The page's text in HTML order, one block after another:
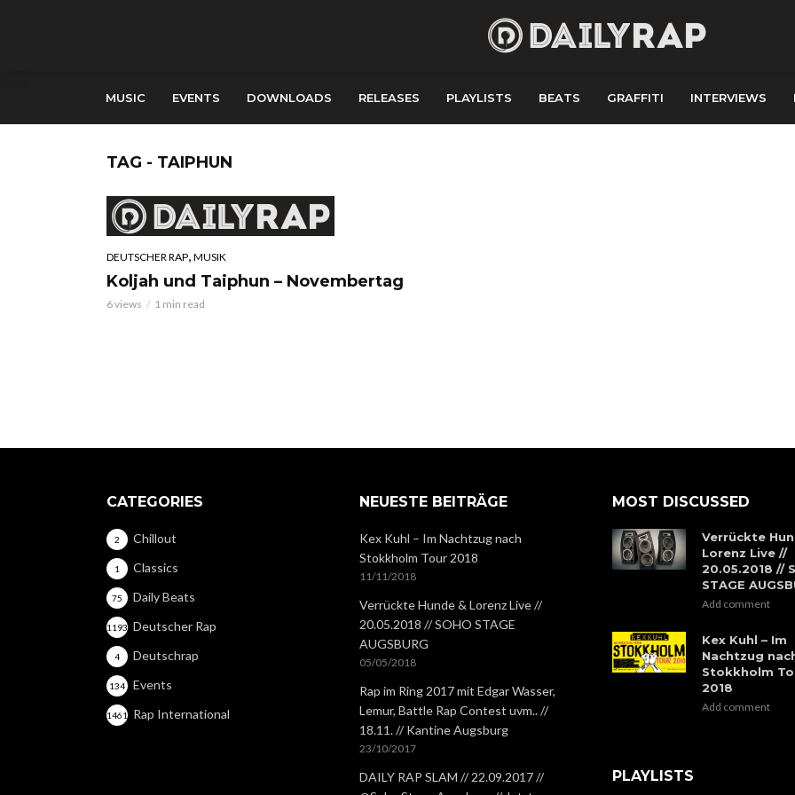
MUSIC EVENTS DOWNLOADS RELEASES PLAYLISTS BEATS GRAFFITI INTERVIEWS
TAG - TAIPHUN
DEUTSCHER RAP, MUSIK
Koljah und Taiphun – Novembertag
6 views 1 min read
CATEGORIES
Chillout
2
Classics
1
Daily Beats
75
Deutscher Rap
1193
Deutschrap
4
Events
134
Rap International
1461
NEUESTE BEITRÄGE
Kex Kuhl – Im Nachtzug nach
Stokkholm Tour 2018
11/11/2018
Verrückte Hunde & Lorenz Live //
20.05.2018 // SOHO STAGE
AUGSBURG
05/05/2018
Rap im Ring 2017 mit Edgar Wasser,
Lemur, Battle Rap Contest uvm.. //
18.11. // Kantine Augsburg
23/10/2017
DAILY RAP SLAM // 22.09.2017 //
MOST DISCUSSED
Verrückte
Lorenz Live //
20.05.2018 //
STAGE
Add comment
Kex Kuhl – Im
Nachtzug
Stokkholm
2018
Add comment
PLAYLISTS